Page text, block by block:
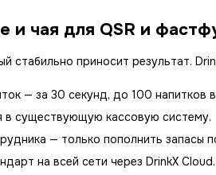
и чая для QSR и
стабильно приносит результат.
— за 30 секунд, до 100 напитков
в существующую кассовую систему.
— только пополнить запасы
на всей сети через DrinkX Cloud.